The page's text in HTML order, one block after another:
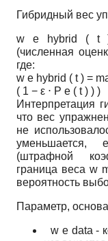
Гибридный вес
w e hybrid ( t
(численная
где:
w e hybrid ( t ) =
( 1 − ε ⋅ P e ( t ) ) )
Интерпретация
что вес
не
(штрафной
граница весаw
вероятность
Параметр,
w e data -